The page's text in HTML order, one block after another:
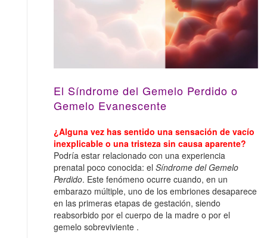
El Síndrome del Gemelo Perdido o
Gemelo Evanescente
¿Alguna vez has sentido una sensación de vacío
inexplicable o una tristeza sin causa aparente?
Podría estar relacionado con una experiencia
prenatal poco conocida: el Síndrome del Gemelo
Perdido. Este fenómeno ocurre cuando, en un
embarazo múltiple, uno de los embriones desaparece
en las primeras etapas de gestación, siendo
reabsorbido por el cuerpo de la madre o por el
gemelo sobreviviente .